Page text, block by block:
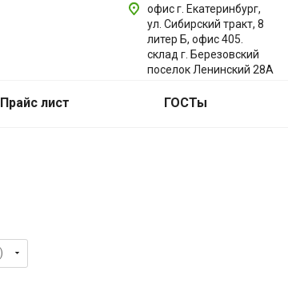
офис г. Екатеринбург,
ул. Сибирский тракт, 8
литер Б, офис 405.
склад г. Березовский
поселок Ленинский 28А
Прайс лист ГОСТы